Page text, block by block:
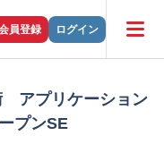
員登録 ログイン
アプリケーション
プンSE